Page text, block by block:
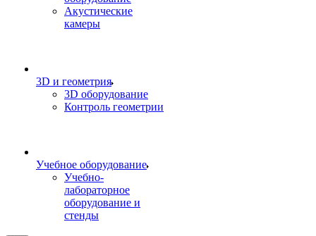
Акустические
камеры
3D и геометрия
3D оборудование
Контроль геометрии
Учебное оборудование
Учебно-
лабораторное
оборудование и
стенды